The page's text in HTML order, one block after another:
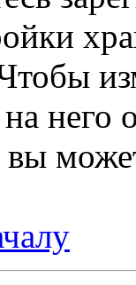
него